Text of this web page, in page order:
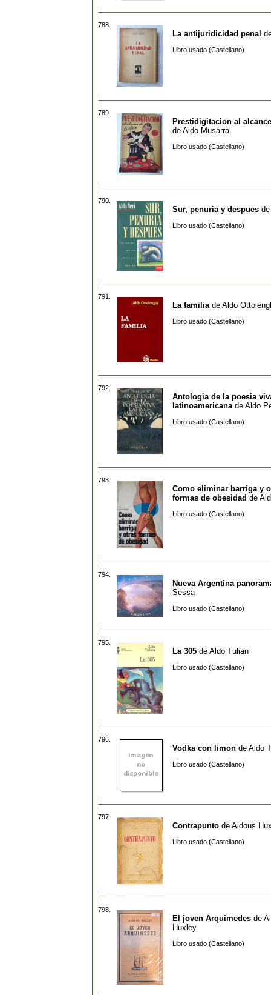
788.
La antijuridicidad penal
Libro usado (Castellano)
789.
Prestidigitacion al
de Aldo Musarra
Libro usado (Castellano)
790.
Sur, penuria y despues de
Libro usado (Castellano)
791.
La familia de Aldo
Libro usado (Castellano)
792.
Antologia de la poesia
latinoamericana de Aldo
Libro usado (Castellano)
793.
Como eliminar barriga y
formas de obesidad de
Libro usado (Castellano)
794.
Nueva Argentina
Sessa
Libro usado (Castellano)
795.
La 305 de Aldo Tulian
Libro usado (Castellano)
796.
Vodka con limon de Aldo
Libro usado (Castellano)
797.
Contrapunto de Aldous
Libro usado (Castellano)
798.
El joven Arquimedes de
Huxley
Libro usado (Castellano)